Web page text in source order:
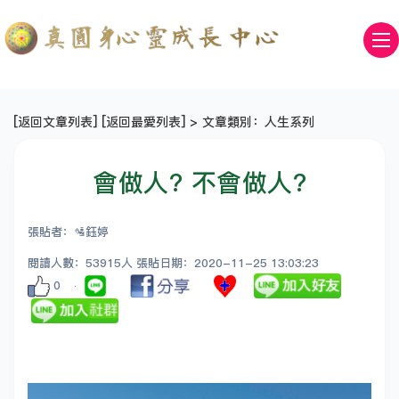
[返回文章列表] [返回最愛列表] > 文章類別：人生系列
會做人? 不會做人?
張貼者：🛂鈺婷
閱讀人數：53915人 張貼日期：2020-11-25 13:03:23
0